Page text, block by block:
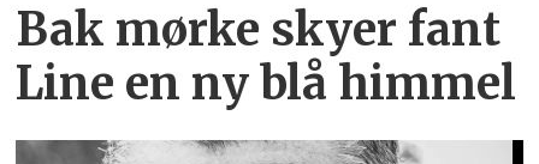
Bak mørke skyer fant
Line en ny blå himmel